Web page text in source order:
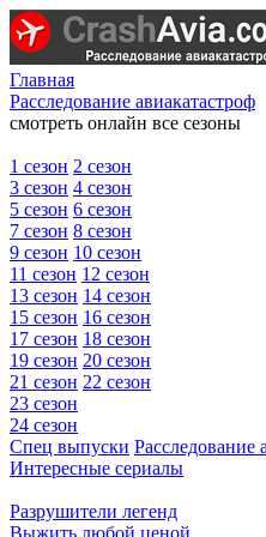
Главная
Расследование авиакатастроф
смотреть онлайн все сезоны
1 сезон 2 сезон
3 сезон 4 сезон
5 сезон 6 сезон
7 сезон 8 сезон
9 сезон 10 сезон
11 сезон 12 сезон
13 сезон 14 сезон
15 сезон 16 сезон
17 сезон 18 сезон
19 сезон 20 сезон
21 сезон 22 сезон
23 сезон
24 сезон
Спец выпуски Расследование
Интересные сериалы
Разрушители легенд
Выжить любой ценой